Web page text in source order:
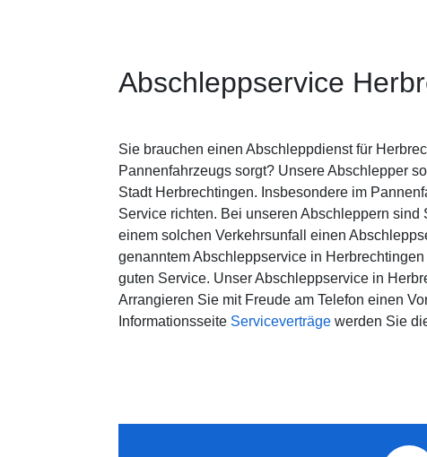
Abschleppservice
Sie brauchen einen Abschleppdienst für
Pannenfahrzeugs sorgt? Unsere Abschlepper
Stadt Herbrechtingen. Insbesondere im
Service richten. Bei unseren Abschleppern
einem solchen Verkehrsunfall einen
genanntem Abschleppservice in
guten Service. Unser Abschleppservice in
Arrangieren Sie mit Freude am Telefon einen
Informationsseite Serviceverträge werden Sie